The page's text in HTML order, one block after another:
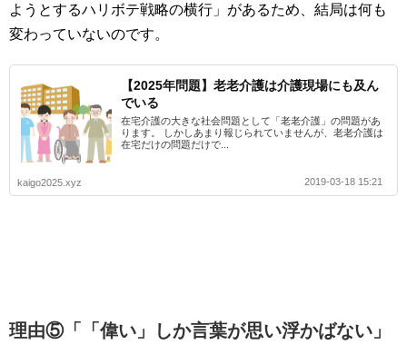
ようとするハリボテ戦略の横行」があるため、結局は何も
変わっていないのです。
【2025年問題】老老介護は介護現場にも及ん
でいる
在宅介護の大きな社会問題として「老老介護」の問題があ
ります。 しかしあまり報じられていませんが、老老介護は
在宅だけの問題だけで...
kaigo2025.xyz 2019-03-18 15:21
理由⑤「「偉い」しか言葉が思い浮かばない」